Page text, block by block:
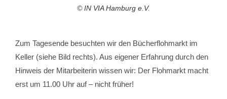
© IN VIA Hamburg e.V.
Zum Tagesende besuchten wir den Bücherflohmarkt im
Keller (siehe Bild rechts). Aus eigener Erfahrung durch den
Hinweis der Mitarbeiterin wissen wir: Der Flohmarkt macht
erst um 11.00 Uhr auf – nicht früher!